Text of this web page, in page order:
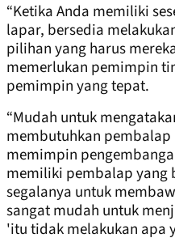
“Ketika Anda memiliki
lapar, bersedia
pilihan yang harus
memerlukan pemimpin
pemimpin yang tepat.
“Mudah untuk
membutuhkan
memimpin
memiliki pembalap yang
segalanya untuk
sangat mudah untuk
'itu tidak melakukan apa